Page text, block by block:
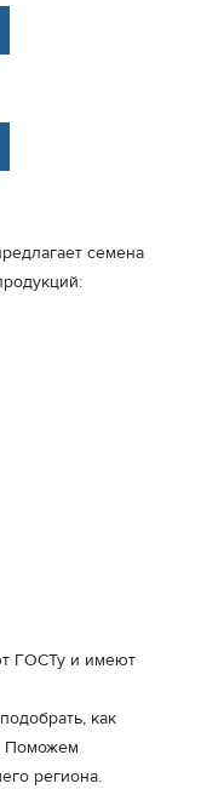
семена
ГОСТу и имеют
как
Поможем
региона.